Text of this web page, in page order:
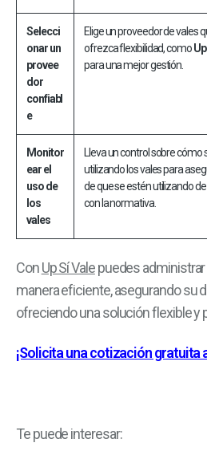
Selecci
onar un
provee
dor
confiabl
e
Elige un proveedor de vales
ofrezca flexibilidad, como
para una mejor gestión.
Monitor
ear el
uso de
los
vales
Lleva un control sobre cómo
utilizando los vales para
de que se estén utilizando
con la normativa.
ConUp Sí Valepuedes
manera eficiente, asegurando su
ofreciendo una solución flexible y
¡Solicita una cotización gratuita
Te puede interesar: